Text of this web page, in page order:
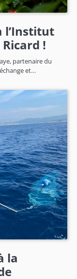
l’Institut
!
partenaire du
et…
la